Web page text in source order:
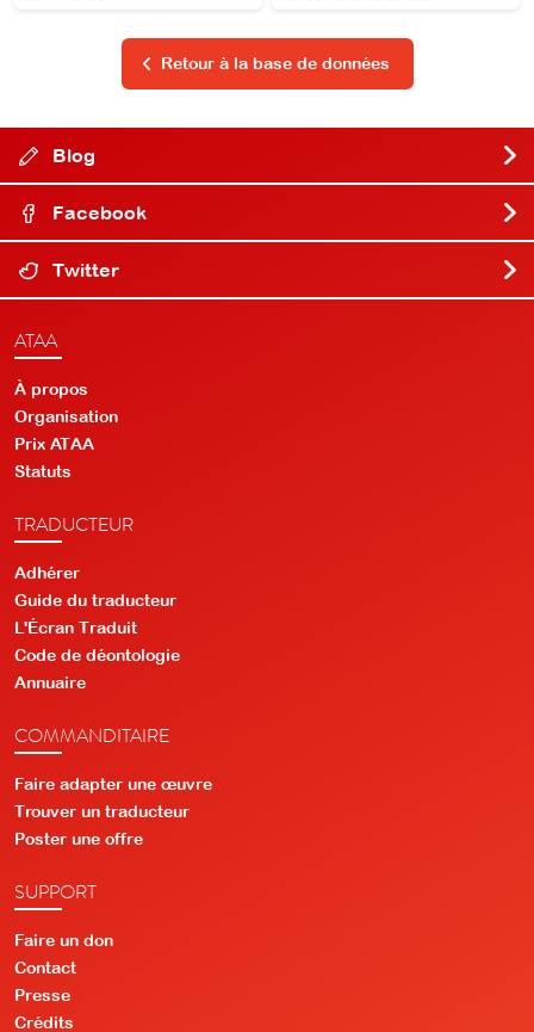
Retour à la base de données
Blog
Facebook
Twitter
ATAA
À propos
Organisation
Prix ATAA
Statuts
TRADUCTEUR
Adhérer
Guide du traducteur
L'Écran Traduit
Code de déontologie
Annuaire
COMMANDITAIRE
Faire adapter une œuvre
Trouver un traducteur
Poster une offre
SUPPORT
Faire un don
Contact
Presse
Crédits